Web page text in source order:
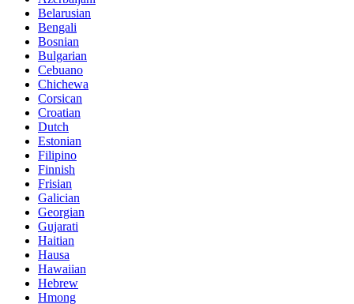
Belarusian
Bengali
Bosnian
Bulgarian
Cebuano
Chichewa
Corsican
Croatian
Dutch
Estonian
Filipino
Finnish
Frisian
Galician
Georgian
Gujarati
Haitian
Hausa
Hawaiian
Hebrew
Hmong